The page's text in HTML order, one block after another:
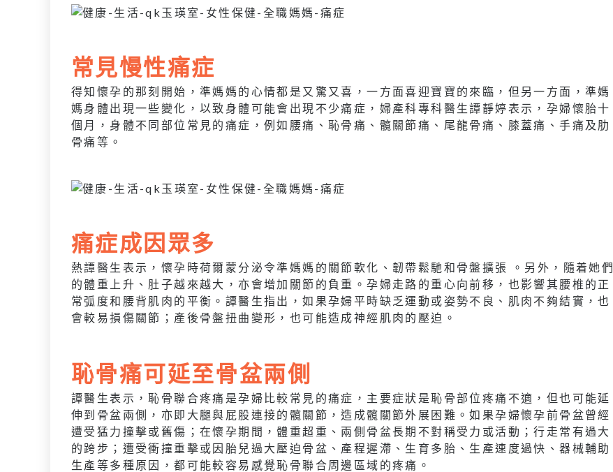
常見慢性痛症
得知懷孕的那刻開始，準媽媽的心情都是又驚又喜，一方面喜迎寶寶的來臨，但另一方面，準媽
媽身體出現一些變化，以致身體可能會出現不少痛症，婦產科專科醫生譚靜婷表示，孕婦懷胎十
個月，身體不同部位常見的痛症，例如腰痛、恥骨痛、髖關節痛、尾龍骨痛、膝蓋痛、手痛及肋
骨痛等。
痛症成因眾多
熱譚醫生表示，懷孕時荷爾蒙分泌令準媽媽的關節軟化、韌帶鬆馳和骨盤擴張 。另外，隨着她們
的體重上升、肚子越來越大，亦會增加關節的負重。孕婦走路的重心向前移，也影響其腰椎的正
常弧度和腰背肌肉的平衡。譚醫生指出，如果孕婦平時缺乏運動或姿勢不良、肌肉不夠結實，也
會較易損傷關節；產後骨盤扭曲變形，也可能造成神經肌肉的壓迫。
恥骨痛可延至骨盆兩側
譚醫生表示，恥骨聯合疼痛是孕婦比較常見的痛症，主要症狀是恥骨部位疼痛不適，但也可能延
伸到骨盆兩側，亦即大腿與屁股連接的髖關節，造成髖關節外展困難。如果孕婦懷孕前骨盆曾經
遭受猛力撞擊或舊傷；在懷孕期間，體重超重、兩側骨盆長期不對稱受力或活動；行走常有過大
的跨步；遭受衝撞重擊或因胎兒過大壓迫骨盆、產程遲滯、生育多胎、生產速度過快、器械輔助
生產等多種原因，都可能較容易感覺恥骨聯合周邊區域的疼痛。